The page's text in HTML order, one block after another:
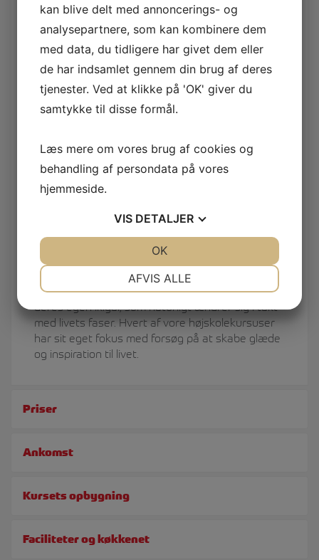
Hvis man er mere gangbesværet, så har vi
elevator, ramper og platformlifte, så du kan
komme rundt til aktiviteterne på selve skolen.
Som kursist på Idrætshøjskolen Bosei bliver du en
mennesker samt 35 ansatte, der arbejder for at
skabe uforglemmelige minder i de fantastiske
stemningen.
oversættes med
”det der giver livet mening”
Begrebet stammer fra øen Okinawa, som i øvrigt
er det sted i verden, hvor der bor flest
mennesker på over 100 år. Alle mennesker har
deres egen ikigai, som naturligt ændrer sig i takt
med livets faser. Hvert af vore højskolekursuser
har sit eget fokus med forsøg på at skabe glæde
og inspiration til livet.
Priser
Ankomst
Kursets opbygning
Faciliteter og køkkenet
kan blive delt med annoncerings- og
analysepartnere, som kan kombinere dem
med data, du tidligere har givet dem eller
de har indsamlet gennem din brug af deres
tjenester. Ved at klikke på 'OK' giver du
samtykke til disse formål.
Læs mere om vores brug af cookies og
behandling af persondata på vores
hjemmeside.
VIS DETALJER
MARKETING STATISTIK
AFVIS ALLE
OK